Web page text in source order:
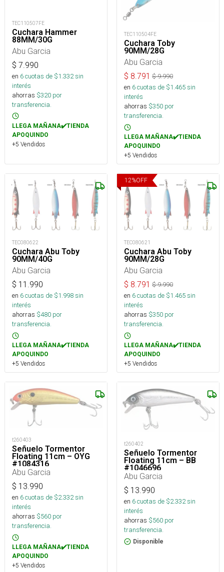
TEC110507FE
Cuchara Hammer
88MM/30G
Abu Garcia
$ 7.990
en 6cuotas de $1.332sin
interés
ahorras $320 por
transferencia.
LLEGA MAÑANA✔️TIENDA
APOQUINDO
+5 Vendidos
TEC110504FE
Cuchara Toby
90MM/28G
Abu Garcia
$ 8.791 $9.990
en 6cuotas de $1.465sin
interés
ahorras $350 por
transferencia.
LLEGA MAÑANA✔️TIENDA
APOQUINDO
+5 Vendidos
TEC080622
Cuchara Abu Toby
90MM/40G
Abu Garcia
$ 11.990
en 6cuotas de $1.998sin
interés
ahorras $480 por
transferencia.
LLEGA MAÑANA✔️TIENDA
APOQUINDO
+5 Vendidos
12%OFF
TEC080621
Cuchara Abu Toby
90MM/28G
Abu Garcia
$ 8.791 $9.990
en 6cuotas de $1.465sin
interés
ahorras $350 por
transferencia.
LLEGA MAÑANA✔️TIENDA
APOQUINDO
+5 Vendidos
t260403
Señuelo Tormentor
Floating 11cm – OYG
#1084316
Abu Garcia
$ 13.990
en 6cuotas de $2.332sin
interés
ahorras $560 por
transferencia.
LLEGA MAÑANA✔️TIENDA
APOQUINDO
+5 Vendidos
t260402
Señuelo Tormentor
Floating 11cm – BB
#1046696
Abu Garcia
$ 13.990
en 6cuotas de $2.332sin
interés
ahorras $560 por
transferencia.
Disponible